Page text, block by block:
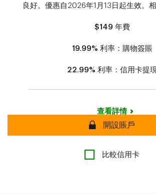
良好。優惠自2026年1月13日起生效。
$149 年費
19.99% 利率：購物簽賬
22.99% 利率：信用卡提現
查看詳情
安全開設賬戶
比較信用卡